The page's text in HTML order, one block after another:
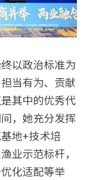
以政治标准为
当有为、贡献
其中的优秀代
，她充分发挥
地+技术培
业示范标杆，
化适配等举